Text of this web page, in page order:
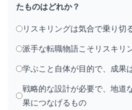
たものはどれか？
リスキリングは気合で乗り切
派手な転職物語こそリスキリ
学ぶこと自体が目的で、成果
戦略的な設計が必要で、地道
果につなげるもの